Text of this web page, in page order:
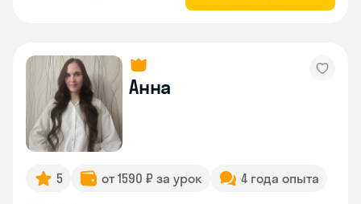
Анна
5 от 1590 ₽ за урок 4 года опыта